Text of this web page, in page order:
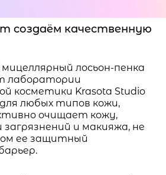
создаём качественную
лосьон-пенка
лаборатории
косметики Krasota Studio
любых типов кожи,
очищает кожу,
и макияжа, не
ее защитный